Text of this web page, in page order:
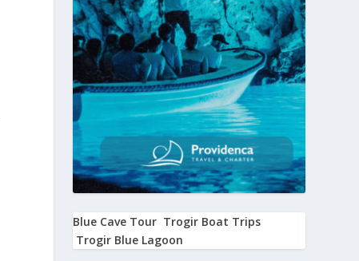
Blue Cave Tour Trogir Boat Trips
Trogir Blue Lagoon